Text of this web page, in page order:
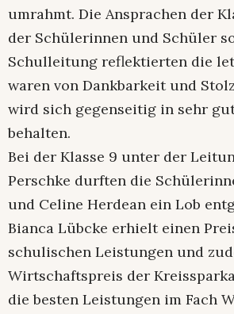
umrahmt. Die Ansprachen der
der Schülerinnen und Schüler
Schulleitung reflektierten die
waren von Dankbarkeit und
wird sich gegenseitig in sehr
behalten.
Bei der Klasse 9 unter der
Perschke durften die
und Celine Herdean ein Lob
Bianca Lübcke erhielt einen
schulischen Leistungen und
Wirtschaftspreis der
die besten Leistungen im Fach